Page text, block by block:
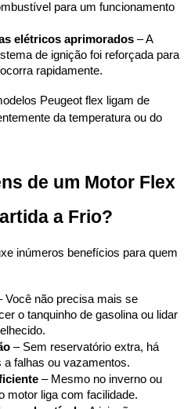
para um funcionamento
elétricos aprimorados – A
de ignição foi reforçada para
rapidamente.
Peugeot flex ligam de
da temperatura ou do
de um Motor Flex
a Frio?
inúmeros benefícios para quem
Você não precisa mais se
o tanquinho de gasolina ou lidar
– Sem reservatório extra, há
falhas ou vazamentos.
– Mesmo no inverno ou
motor liga com facilidade.